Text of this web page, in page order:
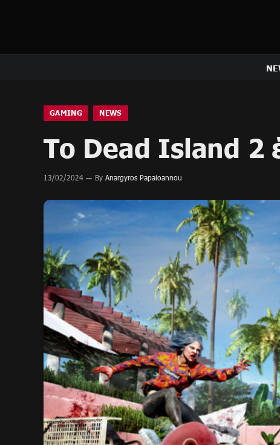
GAMING NEWS
Το Dead Island 2
13/02/2024 By Anargyros Papaioannou